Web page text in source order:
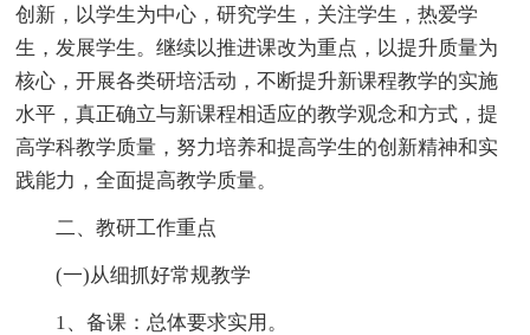
创新，以学生为中心，研究学生，关注学生，热爱学
生，发展学生。继续以推进课改为重点，以提升质量为
核心，开展各类研培活动，不断提升新课程教学的实施
水平，真正确立与新课程相适应的教学观念和方式，提
高学科教学质量，努力培养和提高学生的创新精神和实
践能力，全面提高教学质量。
二、教研工作重点
(一)从细抓好常规教学
1、备课：总体要求实用。